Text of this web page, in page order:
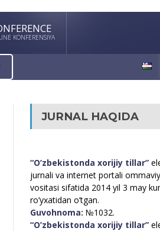
KONFERENSIYA
JURNAL HAQIDA
“O’zbekistonda xorijiy tillar”
jurnali va internet portali
vositasi sifatida 2014 yil 3 may
ro’yxatidan o’tgan.
Guvohnoma: №1032.
“O’zbekistonda xorijiy tillar”